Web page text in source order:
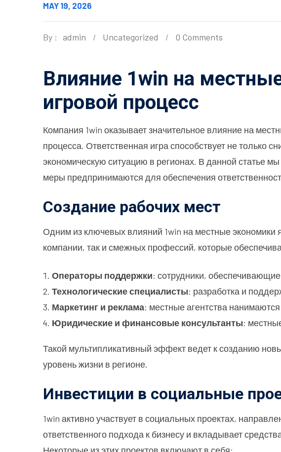
MAY 19, 2026
By : admin Uncategorized 0 Comments
Влияние 1win на
игровой процесс
Компания 1win оказывает значительное влияние на
процесса. Ответственная игра способствует не только
экономическую ситуацию в регионах. В данной статье
меры предпринимаются для обеспечения
Создание рабочих мест
Одним из ключевых влияний 1win на местные экономики
компании, так и смежных профессий, которые
Операторы поддержки: сотрудники,
Технологические специалисты: разработка и
Маркетинг и реклама: местные агентства
Юридические и финансовые консультанты:
Такой мультипликативный эффект ведет к созданию
уровень жизни в регионе.
Инвестиции в социальные
1win активно участвует в социальных проектах,
ответственного подхода к бизнесу и вкладывает